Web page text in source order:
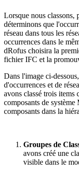
Lorsque nous classons,
déterminons que
réseau dans tous les
occurrences dans le
dRofus choisira la
fichier IFC et la
Dans l'image ci-
d'occurrences et de
avons classé trois
composants de
composants dans la
Groupes de
avons créé une
visible dans le